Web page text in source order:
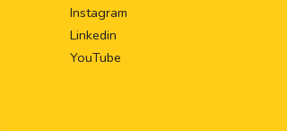
Instagram
Linkedin
YouTube